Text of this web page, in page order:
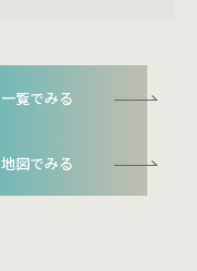
一覧でみる
地図でみる